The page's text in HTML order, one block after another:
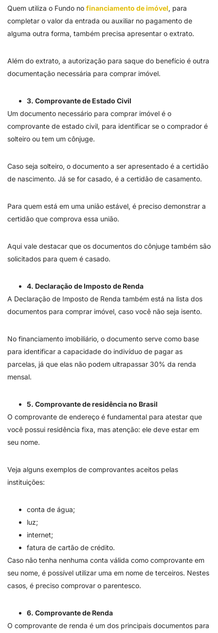
Quem utiliza o Fundo no financiamento de imóvel, para
completar o valor da entrada ou auxiliar no pagamento de
alguma outra forma, também precisa apresentar o extrato.
Além do extrato, a autorização para saque do benefício é outra
documentação necessária para comprar imóvel.
3. Comprovante de Estado Civil
Um documento necessário para comprar imóvel é o
comprovante de estado civil, para identificar se o comprador é
solteiro ou tem um cônjuge.
Caso seja solteiro, o documento a ser apresentado é a certidão
de nascimento. Já se for casado, é a certidão de casamento.
Para quem está em uma união estável, é preciso demonstrar a
certidão que comprova essa união.
Aqui vale destacar que os documentos do cônjuge também são
solicitados para quem é casado.
4. Declaração de Imposto de Renda
A Declaração de Imposto de Renda também está na lista dos
documentos para comprar imóvel, caso você não seja isento.
No financiamento imobiliário, o documento serve como base
para identificar a capacidade do indivíduo de pagar as
parcelas, já que elas não podem ultrapassar 30% da renda
mensal.
5. Comprovante de residência no Brasil
O comprovante de endereço é fundamental para atestar que
você possui residência fixa, mas atenção: ele deve estar em
seu nome.
Veja alguns exemplos de comprovantes aceitos pelas
instituições:
conta de água;
luz;
internet;
fatura de cartão de crédito.
Caso não tenha nenhuma conta válida como comprovante em
seu nome, é possível utilizar uma em nome de terceiros. Nestes
casos, é preciso comprovar o parentesco.
6. Comprovante de Renda
O comprovante de renda é um dos principais documentos para